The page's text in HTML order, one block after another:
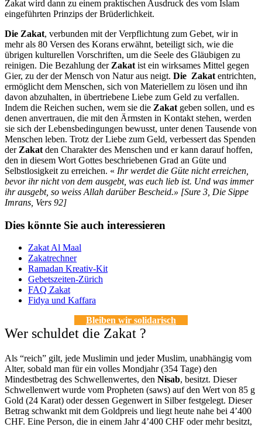
Zakat wird dann zu einem praktischen Ausdruck des vom Islam
eingeführten Prinzips der Brüderlichkeit.
Die Zakat, verbunden mit der Verpflichtung zum Gebet, wir in
mehr als 80 Versen des Korans erwähnt, beteiligt sich, wie die
übrigen kulturellen Vorschriften, um die Seele des Gläubigen zu
reinigen. Die Bezahlung der Zakat ist ein wirksames Mittel gegen
Gier, zu der der Mensch von Natur aus neigt. Die Zakat entrichten,
ermöglicht dem Menschen, sich von Materiellem zu lösen und ihn
davon abzuhalten, in übertriebene Liebe zum Geld zu verfallen.
Indem die Reichen suchen, wem sie die Zakat geben sollen, und es
denen anvertrauen, die mit den Ärmsten in Kontakt stehen, werden
sie sich der Lebensbedingungen bewusst, unter denen Tausende von
Menschen leben. Trotz der Liebe zum Geld, verbessert das Spenden
der Zakat den Charakter des Menschen und er kann darauf hoffen,
den in diesem Wort Gottes beschriebenen Grad an Güte und
Selbstlosigkeit zu erreichen. « Ihr werdet die Güte nicht erreichen,
bevor ihr nicht von dem ausgebt, was euch lieb ist. Und was immer
ihr ausgebt, so weiss Allah darüber Bescheid.» [Sure 3, Die Sippe
Imrans, Vers 92]
Dies könnte Sie auch interessieren
Zakat Al Maal
Zakatrechner
Ramadan Kreativ-Kit
Gebetszeiten-Zürich
FAQ Zakat
Fidya und Kaffara
Bleiben wir solidarisch
Wer schuldet die Zakat ?
Als “reich” gilt, jede Muslimin und jeder Muslim, unabhängig vom
Alter, sobald man für ein volles Mondjahr (354 Tage) den
Mindestbetrag des Schwellenwertes, den Nisab, besitzt. Dieser
Schwellenwert wurde vom Propheten (saws) auf den Wert von 85 g
Gold (24 Karat) oder dessen Gegenwert in Silber festgelegt. Dieser
Betrag schwankt mit dem Goldpreis und liegt heute nahe bei 4’400
CHF. Eine Person, die in einem Jahr 4’400 CHF oder mehr besitzt,